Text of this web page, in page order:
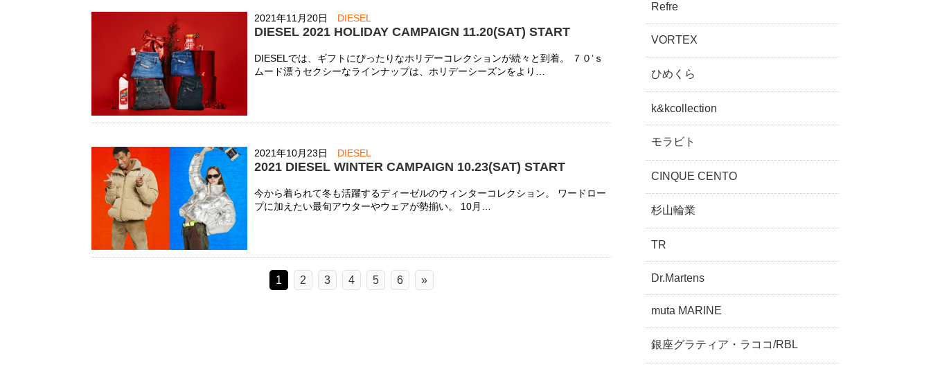
2021年11月20日 DIESEL
DIESEL 2021 HOLIDAY CAMPAIGN 11.20(SAT) START
DIESELでは、ギフトにぴったりなホリデーコレクションが続々と到着。 ７０’ｓ
ムード漂うセクシーなラインナップは、ホリデーシーズンをより…
2021年10月23日 DIESEL
2021 DIESEL WINTER CAMPAIGN 10.23(SAT) START
今から着られて冬も活躍するディーゼルのウィンターコレクション。 ワードロー
プに加えたい最旬アウターやウェアが勢揃い。 10月…
1 2 3 4 5 6 »
Refre
VORTEX
ひめくら
k&kcollection
モラビト
CINQUE CENTO
杉山輪業
TR
Dr.Martens
muta MARINE
銀座グラティア・ラココ/RBL